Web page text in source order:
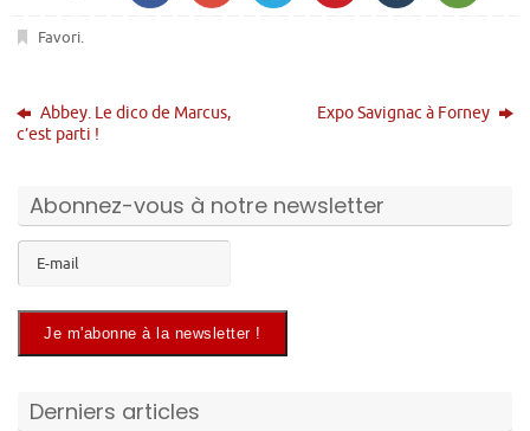
Favori.
Abbey. Le dico de Marcus,
c’est parti !
Expo Savignac à Forney
Abonnez-vous à notre newsletter
Derniers articles